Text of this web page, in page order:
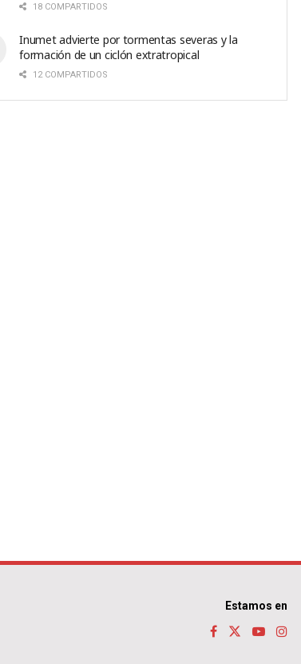
18 COMPARTIDOS
Inumet advierte por tormentas severas y la
formación de un ciclón extratropical
12 COMPARTIDOS
Estamos en